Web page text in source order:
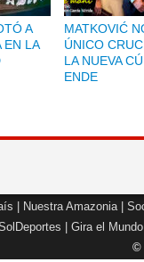
A
EN LA
MATKOVIĆ
ÚNICO
LA NUEVA
ENDE
Nuestra Amazonia|
Gira el Mundo
©